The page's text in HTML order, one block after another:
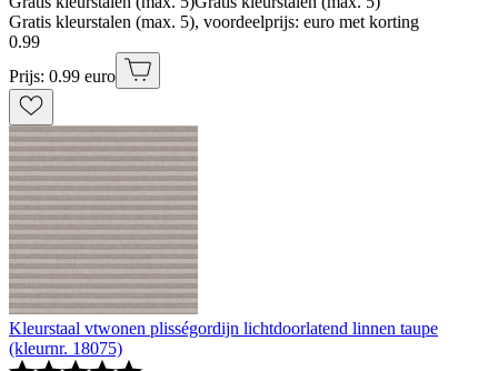
Gratis kleurstalen (max. 5), voordeelprijs: euro met korting
0.99
Prijs: 0.99 euro
Kleurstaal vtwonen plisségordijn lichtdoorlatend linnen taupe
(kleurnr. 18075)